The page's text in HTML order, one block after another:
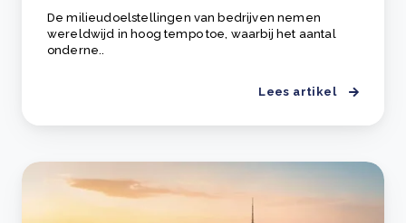
De milieudoelstellingen van bedrijven nemen
wereldwijd in hoog tempo toe, waarbij het aantal
onderne..
Lees artikel